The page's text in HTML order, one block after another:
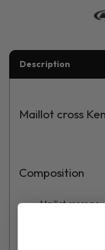
Description
Maillot cross
Composition
Maillot cross
Idéal pour